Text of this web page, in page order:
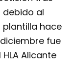
al
hace
diciembre fue
Alicante